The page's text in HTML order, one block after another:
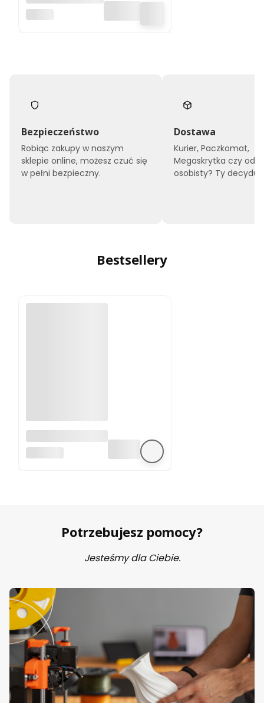
Nebula 1.75mm
Copper 0.5kg
Bezpieczeństwo
Robiąc zakupy w naszym
sklepie online, możesz czuć się
w pełni bezpieczny.
Dostawa
Kurier, Paczkomat,
Megaskrytka czy
osobisty? Ty
Bestsellery
A4988 sterownik
silnika krokowego
Potrzebujesz pomocy?
Jesteśmy dla Ciebie.